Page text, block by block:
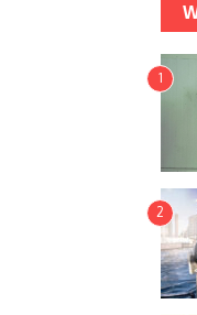
1
2